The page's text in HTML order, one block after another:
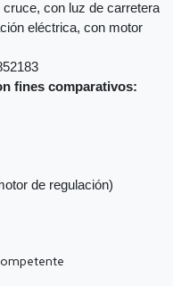
cruce, con luz de carretera
eléctrica, con motor
fines comparativos:
de regulación)